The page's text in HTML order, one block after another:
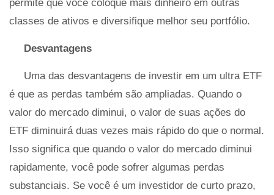
permite que você coloque mais dinheiro em outras
classes de ativos e diversifique melhor seu portfólio.
Desvantagens
Uma das desvantagens de investir em um ultra ETF
é que as perdas também são ampliadas. Quando o
valor do mercado diminui, o valor de suas ações do
ETF diminuirá duas vezes mais rápido do que o normal.
Isso significa que quando o valor do mercado diminui
rapidamente, você pode sofrer algumas perdas
substanciais. Se você é um investidor de curto prazo,